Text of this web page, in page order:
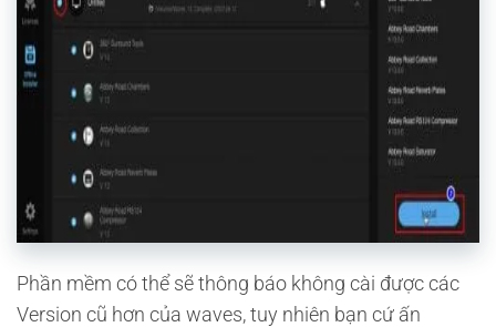
Phần mềm có thể sẽ thông báo không cài được các
Version cũ hơn của waves, tuy nhiên bạn cứ ấn